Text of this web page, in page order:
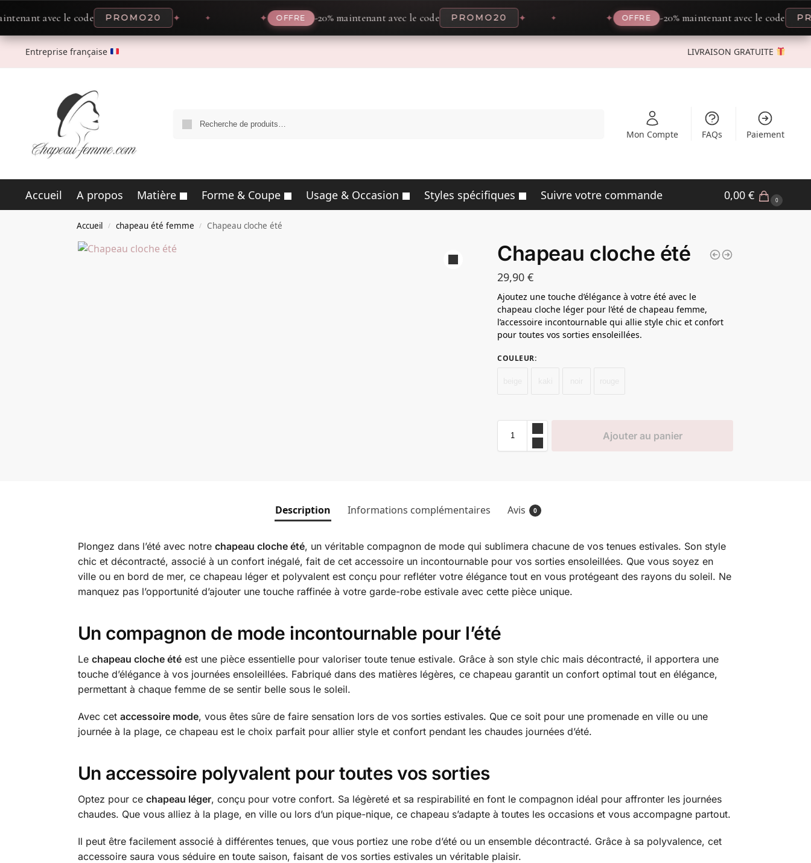
avec le code PROMO20 ✦ OFFRE -20% maintenant avec le code PROMO20 ✦ OFFRE -20% maintenant avec le code
Entreprise française LIVRAISON GRATUITE
Mon Compte FAQs Paiement
Accueil A propos Matière Forme & Coupe Usage & Occasion Styles spécifiques Suivre votre commande 0,00€ 0
Accueil / chapeau été femme / Chapeau cloche été
Chapeau cloche été
29,90€
Ajoutez une touche d’élégance à votre été avec le
chapeau cloche léger pour l’été de chapeau femme,
l’accessoire incontournable qui allie style chic et confort
pour toutes vos sorties ensoleillées.
COULEUR:
Ajouter au panier
Description Informations complémentaires Avis 0
Plongez dans l’été avec notre chapeau cloche été, un véritable compagnon de mode qui sublimera chacune de vos tenues estivales. Son style
chic et décontracté, associé à un confort inégalé, fait de cet accessoire un incontournable pour vos sorties ensoleillées. Que vous soyez en
ville ou en bord de mer, ce chapeau léger et polyvalent est conçu pour refléter votre élégance tout en vous protégeant des rayons du soleil. Ne
manquez pas l’opportunité d’ajouter une touche raffinée à votre garde-robe estivale avec cette pièce unique.
Un compagnon de mode incontournable pour l’été
Le chapeau cloche étéest une pièce essentielle pour valoriser toute tenue estivale. Grâce à son style chic mais décontracté, il apportera une
touche d’élégance à vos journées ensoleillées. Fabriqué dans des matières légères, ce chapeau garantit un confort optimal tout en élégance,
permettant à chaque femme de se sentir belle sous le soleil.
Avec cet accessoire mode, vous êtes sûre de faire sensation lors de vos sorties estivales. Que ce soit pour une promenade en ville ou une
journée à la plage, ce chapeau est le choix parfait pour allier style et confort pendant les chaudes journées d’été.
Un accessoire polyvalent pour toutes vos sorties
Optez pour ce chapeau léger, conçu pour votre confort. Sa légèreté et sa respirabilité en font le compagnon idéal pour affronter les journées
chaudes. Que vous alliez à la plage, en ville ou lors d’un pique-nique, ce chapeau s’adapte à toutes les occasions et vous accompagne partout.
Il peut être facilement associé à différentes tenues, que vous portiez une robe d’été ou un ensemble décontracté. Grâce à sa polyvalence, cet
accessoire saura vous séduire en toute saison, faisant de vos sorties estivales un véritable plaisir.